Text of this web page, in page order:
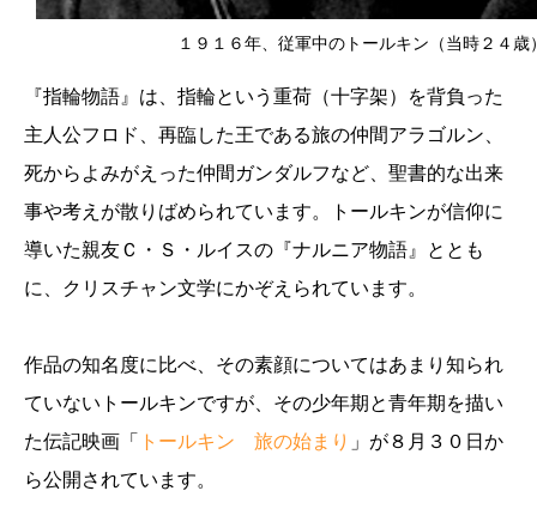
１９１６年、従軍中のトールキン（当時２４歳
『指輪物語』は、指輪という重荷（十字架）を背負った
主人公フロド、再臨した王である旅の仲間アラゴルン、
死からよみがえった仲間ガンダルフなど、聖書的な出来
事や考えが散りばめられています。トールキンが信仰に
導いた親友Ｃ・Ｓ・ルイスの『ナルニア物語』ととも
に、クリスチャン文学にかぞえられています。
作品の知名度に比べ、その素顔についてはあまり知られ
ていないトールキンですが、その少年期と青年期を描い
た伝記映画「
トールキン 旅の始まり 」が８月３０日か
ら公開されています。